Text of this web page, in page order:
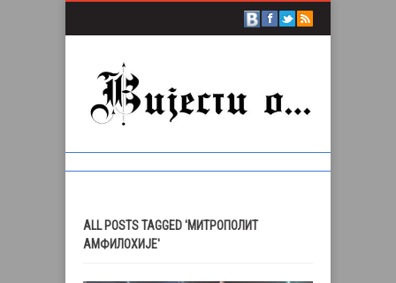
ALL POSTS TAGGED 'МИТРОПОЛИТ
АМФИЛОХИЈЕ'